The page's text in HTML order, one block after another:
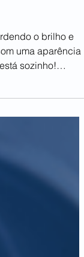
Pneu
o
ideal...